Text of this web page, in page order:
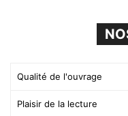
Qualité de l'ouvrage
Plaisir de la lecture